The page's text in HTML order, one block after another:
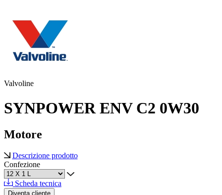
Valvoline
SYNPOWER ENV C2 0W30
Motore
Descrizione prodotto
Confezione
Scheda tecnica
Diventa cliente